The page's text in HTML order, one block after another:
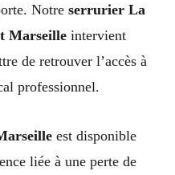
Notre serrurier La
Marseille intervient
de retrouver l’accès à
professionnel.
est disponible
liée à une perte de